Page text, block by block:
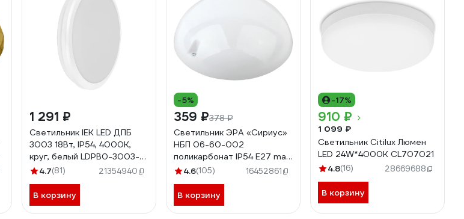
1 291 ₽
Светильник IEK LED ДПБ
3003 18Вт, IP54, 4000K,
круг, белый LDPB0-3003-
18-4000-K01
4.7(81) 21354940
В корзину
-5%
359 ₽378 ₽
Светильник ЭРА «Сириус»
НБП 06-60-002
поликарбонат IP54 E27 max
60Вт D220 круглый
4.6(105) 16452861
В корзину
-17%
910 ₽
1 099 ₽
Светильник Citilux Люмен
LED 24W*4000K CL707021
4.8(16) 28669688
В корзину